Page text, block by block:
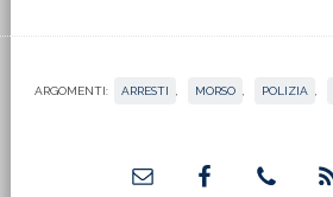
ARGOMENTI: ARRESTI MORSO POLIZIA